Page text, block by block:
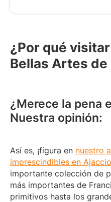
¿Por qué
Bellas Artes de
¿Merece la pena
Nuestra opinión:
Así es, ¡figura en nuestro
imprescindibles en
importante colección de
más importantes de
primitivos hasta los